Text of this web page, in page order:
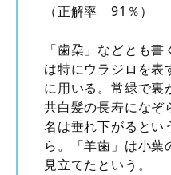
（正解率 91％）
「歯朶」などとも
は特にウラジロを表
に用いる。常緑で裏
共白髪の長寿になぞ
名は垂れ下がるとい
ら。「羊歯」は小葉
見立てたという。